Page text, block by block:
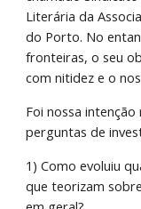
Literária da
do Porto. No
fronteiras, o seu
com nitidez e o
Foi nossa
perguntas de
1) Como evoluiu
que teorizam